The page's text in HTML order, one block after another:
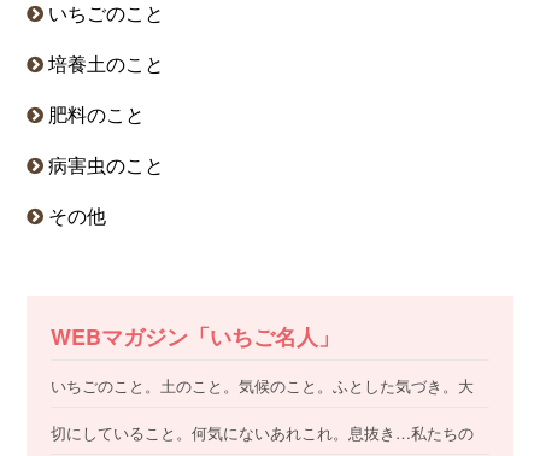
いちごのこと
培養土のこと
肥料のこと
病害虫のこと
その他
WEBマガジン「いちご名人」
いちごのこと。土のこと。気候のこと。ふとした気づき。大
切にしていること。何気にないあれこれ。息抜き…私たちの